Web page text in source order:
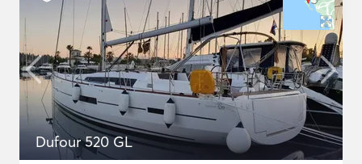
Dufour 520 GL